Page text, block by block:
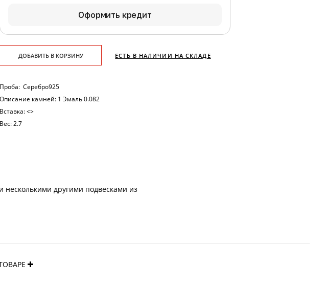
Оформить кредит
ДОБАВИТЬ В КОРЗИНУ ЕСТЬ В НАЛИЧИИ НА СКЛАДЕ
Проба: Серебро925
Описание камней: 1 Эмаль 0.082
Вставка:<>
Вес:2.7
другими подвесками из